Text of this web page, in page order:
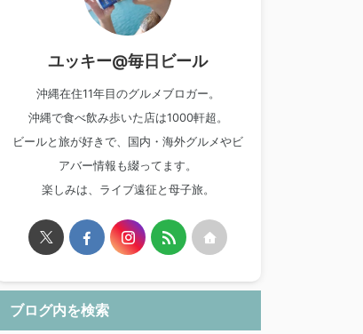
ユッキー@毎日ビール
沖縄在住11年目のグルメブロガー。
沖縄で食べ飲み歩いた店は1000軒超。
ビールと旅が好きで、国内・海外グルメやビ
アバー情報も綴ってます。
楽しみは、ライブ遠征と母子旅。
ブログ内を検索